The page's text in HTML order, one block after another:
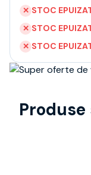
✕ STOC
✕ STOC
✕ STOC